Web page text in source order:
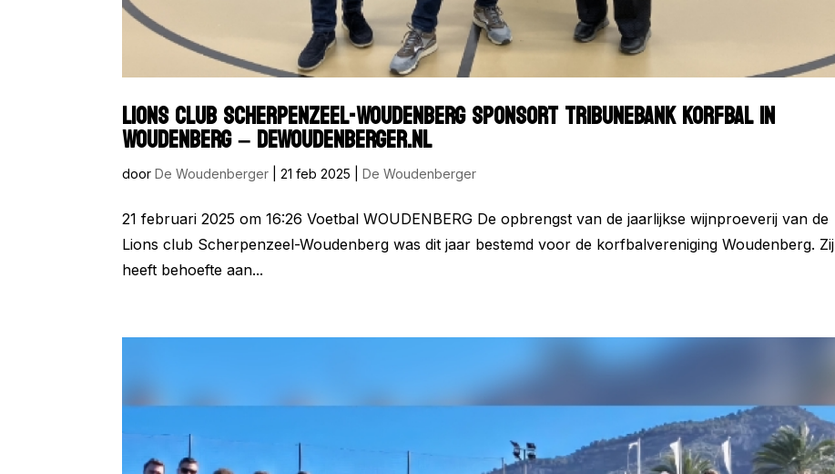
LIONS CLUB SCHERPENZEEL-WOUDENBERG SPONSORT TRIBUNEBANK KORFBAL IN
WOUDENBERG – DEWOUDENBERGER.NL
doorDe Woudenberger |21 feb 2025 |De Woudenberger
21 februari 2025 om 16:26 Voetbal WOUDENBERG De opbrengst van de jaarlijkse wijnproeverij van de
Lions club Scherpenzeel-Woudenberg was dit jaar bestemd voor de korfbalvereniging Woudenberg. Zij
heeft behoefte aan...